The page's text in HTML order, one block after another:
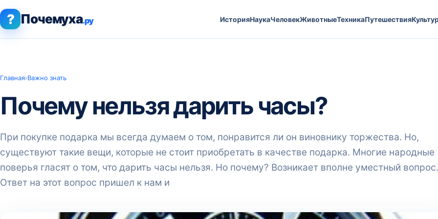
? Почемуха.ру ИсторияНаукаЧеловекЖивотныеТехникаПутешествия
Главная›Важно знать
Почему нельзя дарить часы?
При покупке подарка мы всегда думаем о том, понравится ли он виновнику торжества. Но,
существуют такие вещи, которые не стоит приобретать в качестве подарка. Многие народные
поверья гласят о том, что дарить часы нельзя. Но почему? Возникает вполне уместный вопрос.
Ответ на этот вопрос пришел к нам и